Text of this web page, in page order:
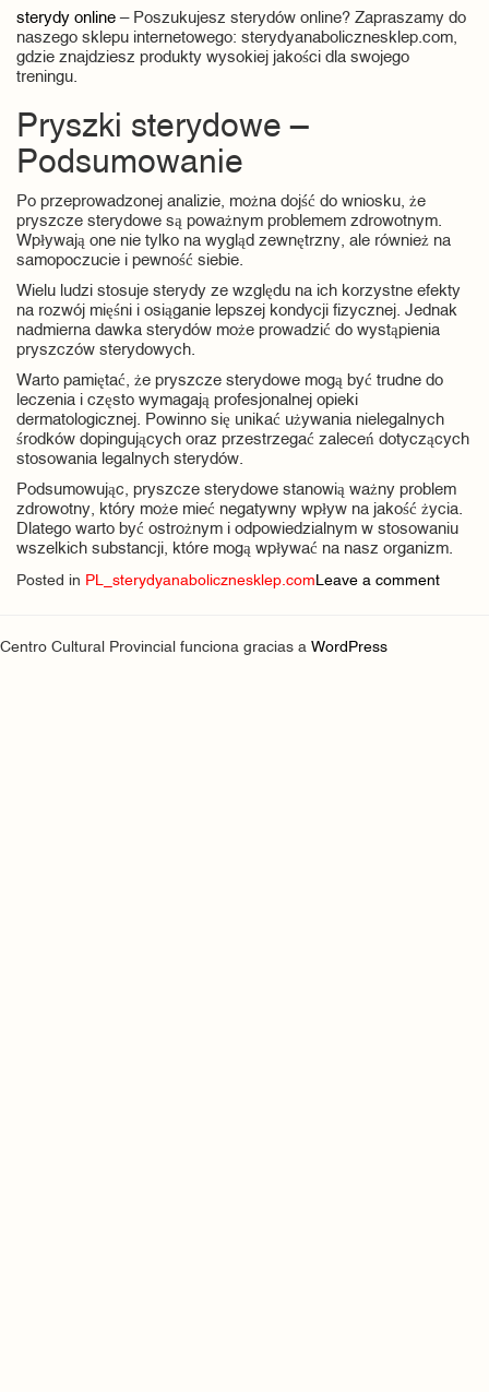
sterydy online – Poszukujesz sterydów online? Zapraszamy do
naszego sklepu internetowego: sterydyanabolicznesklep.com,
gdzie znajdziesz produkty wysokiej jakości dla swojego
treningu.
Pryszki sterydowe –
Podsumowanie
Po przeprowadzonej analizie, można dojść do wniosku, że
pryszcze sterydowe są poważnym problemem zdrowotnym.
Wpływają one nie tylko na wygląd zewnętrzny, ale również na
samopoczucie i pewność siebie.
Wielu ludzi stosuje sterydy ze względu na ich korzystne efekty
na rozwój mięśni i osiąganie lepszej kondycji fizycznej. Jednak
nadmierna dawka sterydów może prowadzić do wystąpienia
pryszczów sterydowych.
Warto pamiętać, że pryszcze sterydowe mogą być trudne do
leczenia i często wymagają profesjonalnej opieki
dermatologicznej. Powinno się unikać używania nielegalnych
środków dopingujących oraz przestrzegać zaleceń dotyczących
stosowania legalnych sterydów.
Podsumowując, pryszcze sterydowe stanowią ważny problem
zdrowotny, który może mieć negatywny wpływ na jakość życia.
Dlatego warto być ostrożnym i odpowiedzialnym w stosowaniu
wszelkich substancji, które mogą wpływać na nasz organizm.
Posted in PL_sterydyanabolicznesklep.com Leave a comment
Centro Cultural Provincial funciona gracias a WordPress